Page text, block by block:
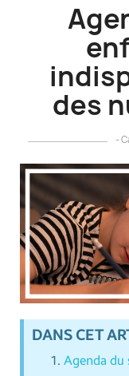
des
-
DANS CET
Agenda du